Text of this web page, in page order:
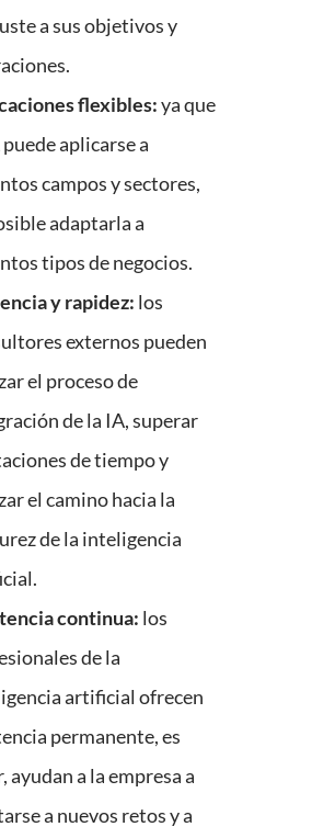
a sus objetivos y
flexibles:ya que
aplicarse a
campos y sectores,
adaptarla a
tipos de negocios.
y rapidez: los
externos pueden
el proceso de
de la IA, superar
de tiempo y
el camino hacia la
de la inteligencia
continua: los
de la
artificial ofrecen
permanente, es
ayudan a la empresa a
a nuevos retos y a